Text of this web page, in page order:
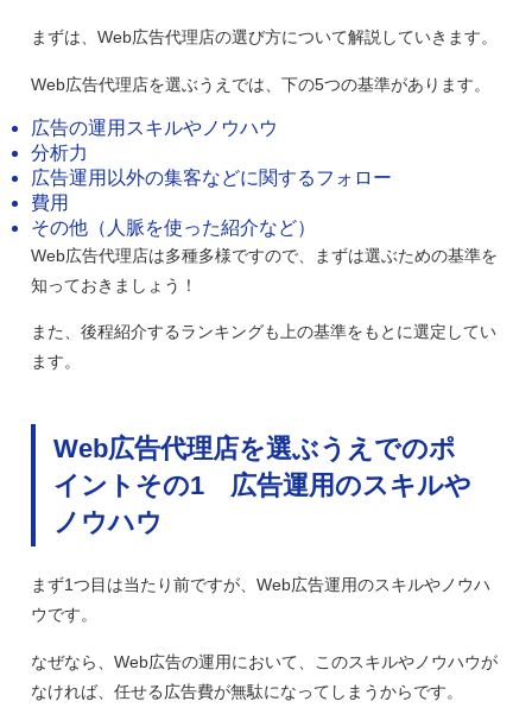
まずは、Web広告代理店の選び方について解説していきます。
Web広告代理店を選ぶうえでは、下の5つの基準があります。
広告の運用スキルやノウハウ
分析力
広告運用以外の集客などに関するフォロー
費用
その他（人脈を使った紹介など）
Web広告代理店は多種多様ですので、まずは選ぶための基準を
知っておきましょう！
また、後程紹介するランキングも上の基準をもとに選定してい
ます。
Web広告代理店を選ぶうえでのポ
イントその1 広告運用のスキルや
ノウハウ
まず1つ目は当たり前ですが、Web広告運用のスキルやノウハ
ウです。
なぜなら、Web広告の運用において、このスキルやノウハウが
なければ、任せる広告費が無駄になってしまうからです。